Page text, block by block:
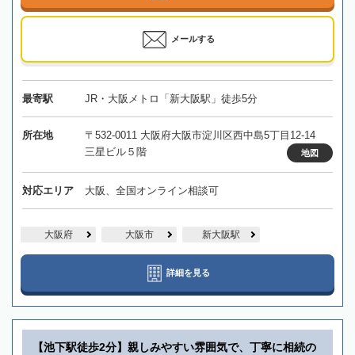
メールする
最寄駅 JR・大阪メトロ「新大阪駅」徒歩5分
所在地
〒532-0011 大阪府大阪市淀川区西中島5丁目12-14
三星ビル５階
地図
対応エリア 大阪、全国オンライン相談可
大阪府 大阪市 新大阪駅
詳細を見る
【池下駅徒歩2分】親しみやすい雰囲気で、丁寧に相続の